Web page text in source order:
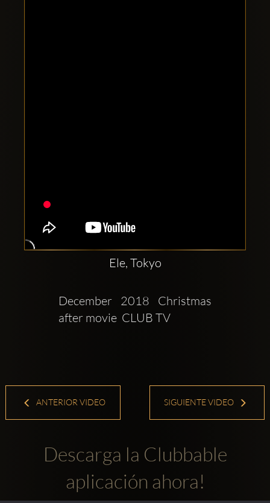
Ele, Tokyo
December 2018 Christmas
after movie  CLUB TV
ANTERIOR VIDEO SIGUIENTE VIDEO
Descarga la Clubbable
aplicación ahora!